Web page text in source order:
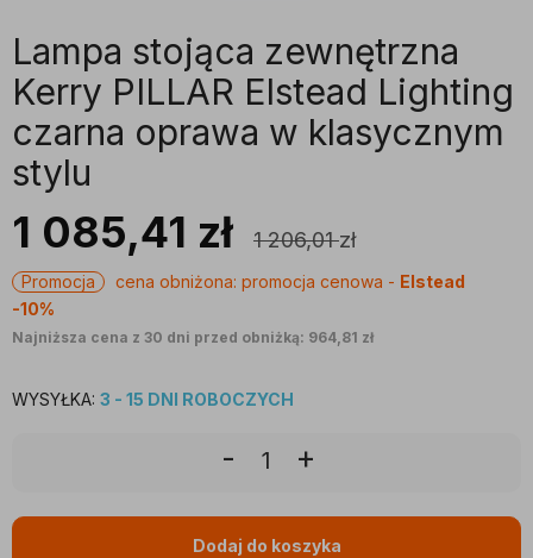
Lampa stojąca zewnętrzna
Kerry PILLAR Elstead Lighting
czarna oprawa w klasycznym
stylu
1 085,41 zł 1 206,01zł
Promocja cena obniżona: promocja cenowa - Elstead
-10%
Najniższa cena z 30 dni przed obniżką: 964,81 zł
WYSYŁKA: 3 - 15 DNI ROBOCZYCH
- +
Dodaj do koszyka